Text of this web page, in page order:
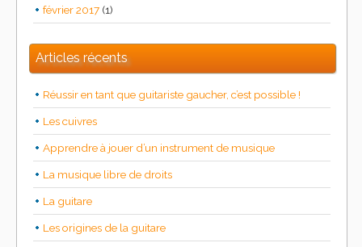
février 2017 (1)
Articles récents
Réussir en tant que guitariste gaucher, c’est possible !
Les cuivres
Apprendre à jouer d’un instrument de musique
La musique libre de droits
La guitare
Les origines de la guitare